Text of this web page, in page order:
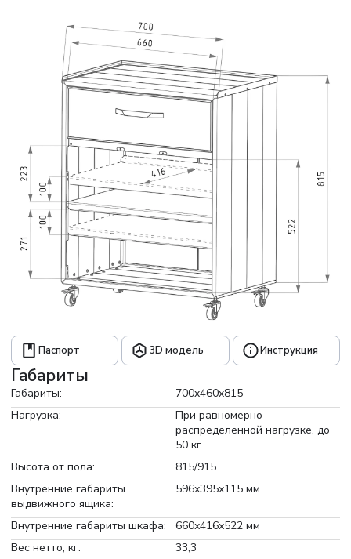
Для предотвращения падения мелких предметов вокруг
верхнего щита расположены бортики. Фасад из алюминия
«Квинтет» цвета бронзы. Конструкция с магнитными
фиксаторами и доводчиками для точного, плавного
закрывания.
Грибковые регулируемые опоры компенсируют
- Корпус: пыльно-серый
- Фасад: бронзовый
- Столешница: нет
- Опоры: грибковые
Паспорт 3D модель Инструкция
Габариты
Габариты:
700x460x815
Нагрузка:
При равномерно
распределенной нагрузке, до
50 кг
Высота от пола:
815/915
Внутренние габариты
выдвижного ящика:
596х395х115 мм
Внутренние габариты шкафа:
660х416х522 мм
Вес нетто, кг:
33,3